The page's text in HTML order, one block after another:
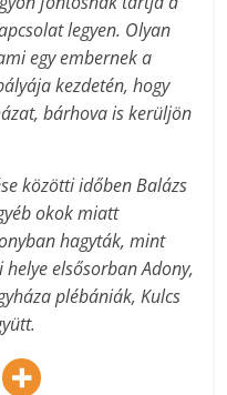
legyen. Olyan
egy embernek a
kezdetén, hogy
bárhova is kerüljön
közötti időben Balázs
okok miatt
hagyták, mint
elsősorban Adony,
plébániák, Kulcs